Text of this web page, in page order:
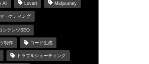
AI Lovart Midjourney
ーケティング
ンテンツSEO
制作 コード生成
トラブルシューティング